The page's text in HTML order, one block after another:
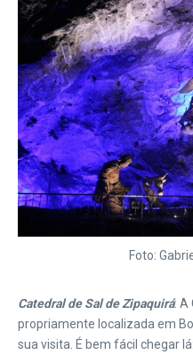
Foto:
Catedral de Sal de Zipaquirá: A
propriamente localizada em
sua visita. É bem fácil chegar